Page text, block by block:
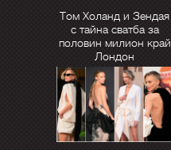
Том Холанд и Зендая
с тайна сватба за
половин милион край
Лондон